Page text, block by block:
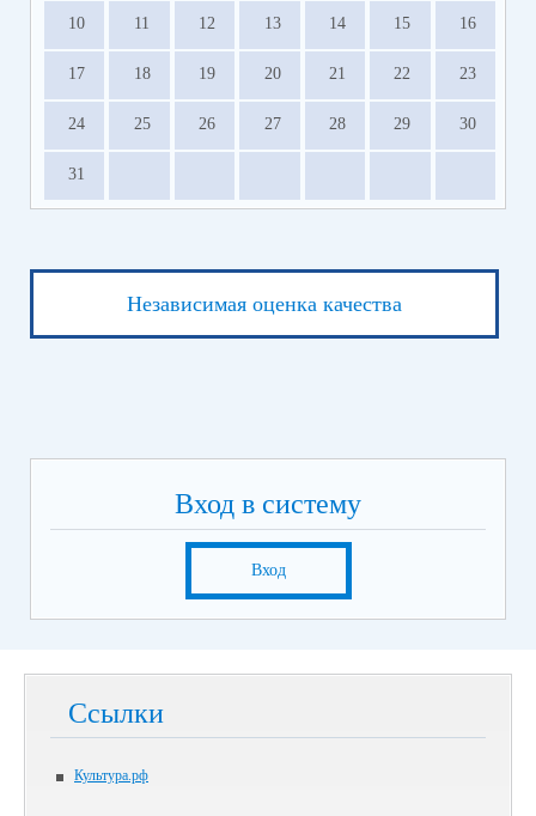
10 11 12 13 14 15 16
17 18 19 20 21 22 23
24 25 26 27 28 29 30
31
Независимая оценка качества
Вход в систему
Вход
Ссылки
Культура.рф